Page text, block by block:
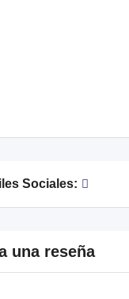
Sociales:
una reseña